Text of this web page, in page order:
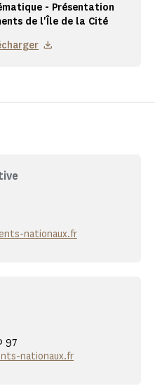
- Présentation
de l'Île de la Cité
nationaux.fr
97
nationaux.fr